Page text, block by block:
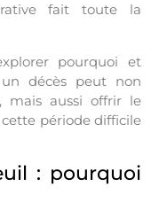
fait toute la
pourquoi et
décès peut non
mais aussi offrir le
période difficile
: pourquoi